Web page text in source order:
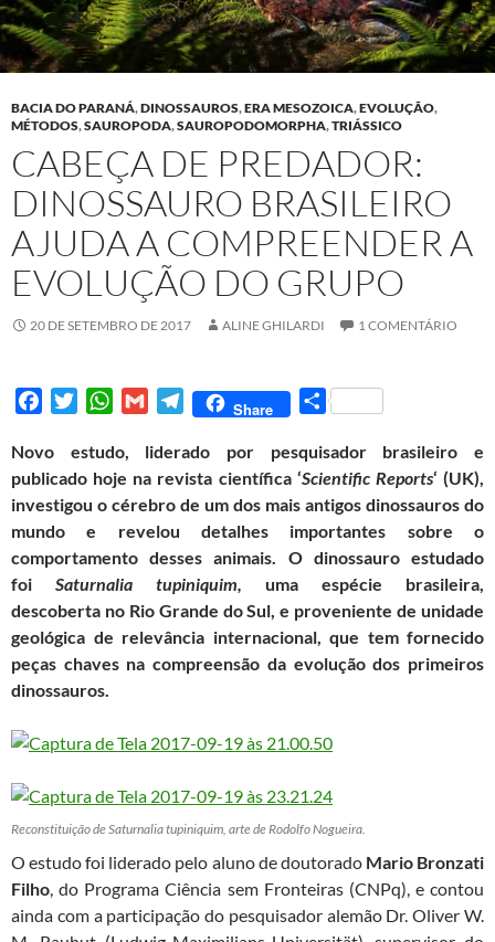
BACIA DO PARANÁ,DINOSSAUROS,ERA MESOZOICA,EVOLUÇÃO,
MÉTODOS,SAUROPODA,SAUROPODOMORPHA,TRIÁSSICO
CABEÇA DE PREDADOR:
DINOSSAURO BRASILEIRO
AJUDA A COMPREENDER A
EVOLUÇÃO DO GRUPO
20 DE SETEMBRO DE 2017 ALINE GHILARDI 1 COMENTÁRIO
c
e
b
o
o
i
t
t
r
W
a
t
s
A
p
p
G
a
i
l
T
l
e
g
a
m
Share
S
a
r
e
Novo estudo, liderado por pesquisador brasileiro e
publicado hoje na revista científica ‘Scientific Reports‘ (UK),
investigou o cérebro de um dos mais antigos dinossauros do
mundo e revelou detalhes importantes sobre o
comportamento desses animais. O dinossauro estudado
foi Saturnalia tupiniquim, uma espécie brasileira,
descoberta no Rio Grande do Sul, e proveniente de unidade
geológica de relevância internacional, que tem fornecido
peças chaves na compreensão da evolução dos primeiros
dinossauros.
Reconstituição de Saturnalia tupiniquim, arte de Rodolfo Nogueira.
O estudo foi liderado pelo aluno de doutorado Mario Bronzati
Filho, do Programa Ciência sem Fronteiras (CNPq), e contou
ainda com a participação do pesquisador alemão Dr. Oliver W.